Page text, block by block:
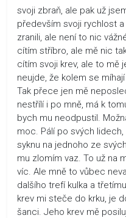
svoji zbraň, ale pak už
především svoji rychlost
zranili, ale není to nic
cítím stříbro, ale mě nic
cítím svoji krev, ale to mě
neujde, že kolem se
Tak přece jen mě
nestřílí i po mně, má k
bych mu neodpustil.
moc. Pálí po svých lidech,
syknu na jednoho ze
mu zlomím vaz. To už na
víc. Ale mně to vůbec
dalšího trefí kulka a
krev mi steče do krku, je
šanci. Jeho krev mě